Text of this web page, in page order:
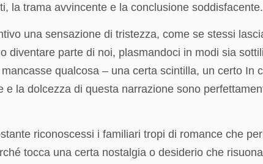
la trama avvincente e la conclusione soddisfacente.
una sensazione di tristezza, come se stessi
diventare parte di noi, plasmandoci in modi sia
qualcosa – una certa scintilla, un certo
e la dolcezza di questa narrazione sono
riconoscessi i familiari tropi di romance che
tocca una certa nostalgia o desiderio che